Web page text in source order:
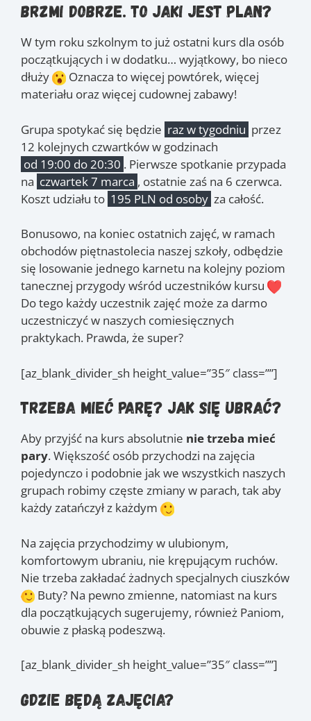
Brzmi dobrze. To jaki jest plan?
W tym roku szkolnym to już ostatni kurs dla osób
początkujących i w dodatku… wyjątkowy, bo nieco
dłuży
Oznacza to więcej powtórek, więcej
materiału oraz więcej cudownej zabawy!
Grupa spotykać się będzie raz w tygodniu przez
12 kolejnych czwartków w godzinach
od 19:00 do 20:30 . Pierwsze spotkanie przypada
na czwartek 7 marca , ostatnie zaś na 6 czerwca.
Koszt udziału to 195 PLN od osoby za całość.
Bonusowo, na koniec ostatnich zajęć, w ramach
obchodów piętnastolecia naszej szkoły, odbędzie
się losowanie jednego karnetu na kolejny poziom
tanecznej przygody wśród uczestników kursu
Do tego każdy uczestnik zajęć może za darmo
uczestniczyć w naszych comiesięcznych
praktykach. Prawda, że super?
[az_blank_divider_sh height_value=”35″ class=””]
Trzeba mieć parę? Jak się ubrać?
Aby przyjść na kurs absolutnie nie trzeba mieć
pary. Większość osób przychodzi na zajęcia
pojedynczo i podobnie jak we wszystkich naszych
grupach robimy częste zmiany w parach, tak aby
każdy zatańczył z każdym
Na zajęcia przychodzimy w ulubionym,
komfortowym ubraniu, nie krępującym ruchów.
Nie trzeba zakładać żadnych specjalnych ciuszków
Buty? Na pewno zmienne, natomiast na kurs
dla początkujących sugerujemy, również Paniom,
obuwie z płaską podeszwą.
[az_blank_divider_sh height_value=”35″ class=””]
Gdzie będą zajęcia?